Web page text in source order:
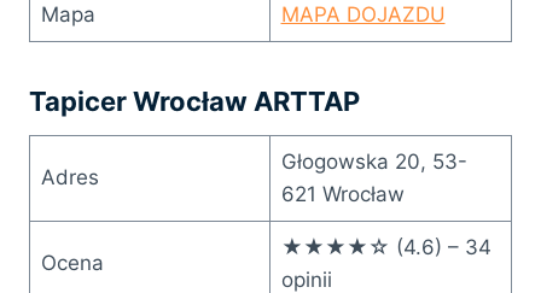
Mapa MAPA DOJAZDU
Tapicer Wrocław ARTTAP
Adres
Głogowska 20, 53-
621 Wrocław
Ocena
★★★★☆ (4.6) – 34
opinii